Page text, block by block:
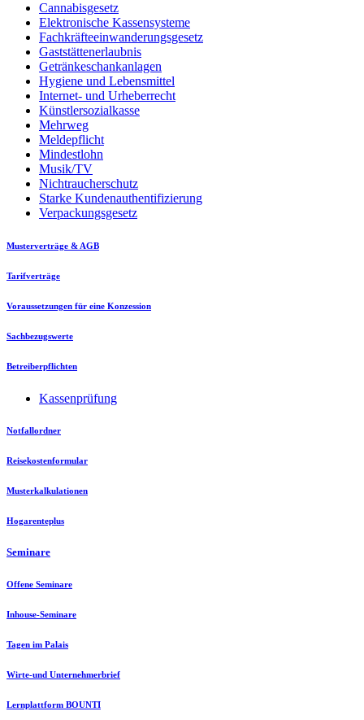
Cannabisgesetz
Elektronische Kassensysteme
Fachkräfteeinwanderungsgesetz
Gaststättenerlaubnis
Getränkeschankanlagen
Hygiene und Lebensmittel
Internet- und Urheberrecht
Künstlersozialkasse
Mehrweg
Meldepflicht
Mindestlohn
Musik/TV
Nichtraucherschutz
Starke Kundenauthentifizierung
Verpackungsgesetz
Musterverträge & AGB
Tarifverträge
Voraussetzungen für eine Konzession
Sachbezugswerte
Betreiberpflichten
Kassenprüfung
Notfallordner
Reisekostenformular
Musterkalkulationen
Hogarenteplus
Seminare
Offene Seminare
Inhouse-Seminare
Tagen im Palais
Wirte-und Unternehmerbrief
Lernplattform BOUNTI